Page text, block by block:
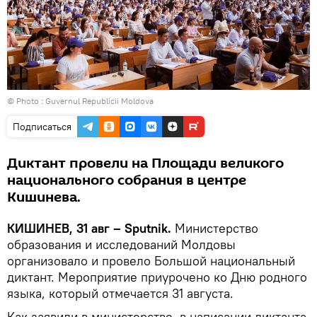
© Photo : Guvernul Republicii Moldova
Подписаться
Диктант провели на Площади великого
национального собрания в центре
Кишинева.
КИШИНЕВ, 31 авг – Sputnik. Министерство
образования и исследований Молдовы
организовало и провело Большой национальный
диктант. Мероприятие приурочено ко Дню родного
языка, который отмечается 31 августа.